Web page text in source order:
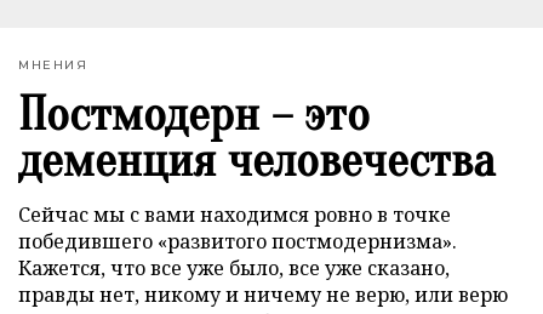
МНЕНИЯ
Постмодерн – это
деменция человечества
Сейчас мы с вами находимся ровно в точке
победившего «развитого постмодернизма».
Кажется, что все уже было, все уже сказано,
правды нет, никому и ничему не верю, или верю